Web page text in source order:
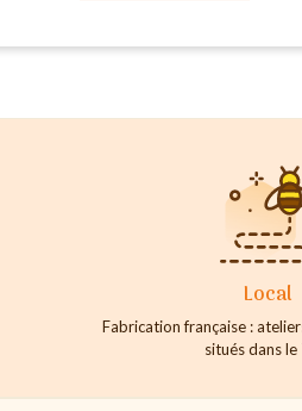
Local
Fabrication française :
situés dans le